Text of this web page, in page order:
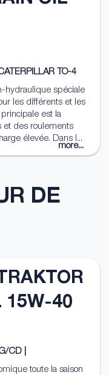
TO-4
hydraulique spéciale
les différents et les
est la
et des roulements
élevée. Dans l...
more...
DE
15W-40
CD |
toute la saison